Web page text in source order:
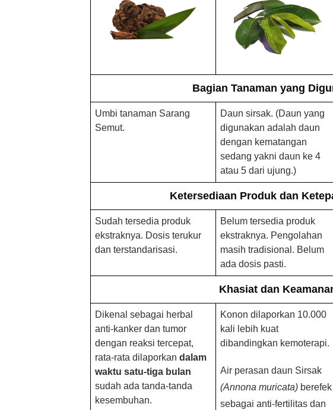
Bagian Tanaman yang
Umbi tanaman Sarang
Semut.
Daun sirsak. (Daun yang
digunakan adalah daun
dengan kematangan
sedang yakni daun ke 4
atau 5 dari ujung.)
Ketersediaan Produk dan
Sudah tersedia produk
ekstraknya. Dosis terukur
dan terstandarisasi.
Belum tersedia produk
ekstraknya. Pengolahan
masih tradisional. Belum
ada dosis pasti.
Khasiat dan
Dikenal sebagai herbal
anti-kanker dan tumor
dengan reaksi tercepat,
rata-rata dilaporkan dalam
waktu satu-tiga bulan
sudah ada tanda-tanda
kesembuhan.
Konon dilaporkan 10.000
kali lebih kuat
dibandingkan kemoterapi.
Air perasan daun Sirsak
(Annona muricata) berefek
sebagai anti-fertilitas dan